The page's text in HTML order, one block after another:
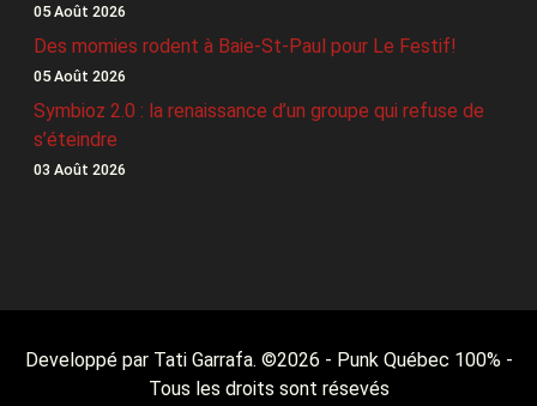
05 Août 2026
Des momies rodent à Baie-St-Paul pour Le Festif!
05 Août 2026
Symbioz 2.0 : la renaissance d’un groupe qui refuse de
s’éteindre
03 Août 2026
Developpé par Tati Garrafa. ©2026 - Punk Québec 100% -
Tous les droits sont résevés